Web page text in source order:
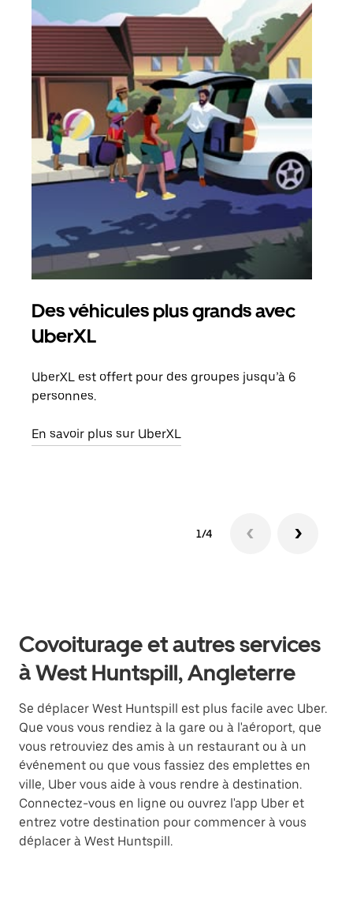
Des véhicules plus grands avec
UberXL
UberXL est offert pour des groupes jusqu’à 6
personnes.
En savoir plus sur UberXL
1/4
Covoiturage et autres services
à West Huntspill, Angleterre
Se déplacer West Huntspill est plus facile avec Uber.
Que vous vous rendiez à la gare ou à l'aéroport, que
vous retrouviez des amis à un restaurant ou à un
événement ou que vous fassiez des emplettes en
ville, Uber vous aide à vous rendre à destination.
Connectez-vous en ligne ou ouvrez l'app Uber et
entrez votre destination pour commencer à vous
déplacer à West Huntspill.